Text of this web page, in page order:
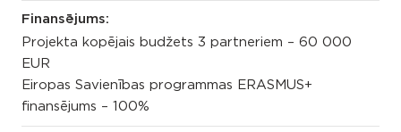
Finansējums:
Projekta kopējais budžets 3 partneriem – 60 000
EUR
Eiropas Savienības programmas ERASMUS+
finansējums – 100%